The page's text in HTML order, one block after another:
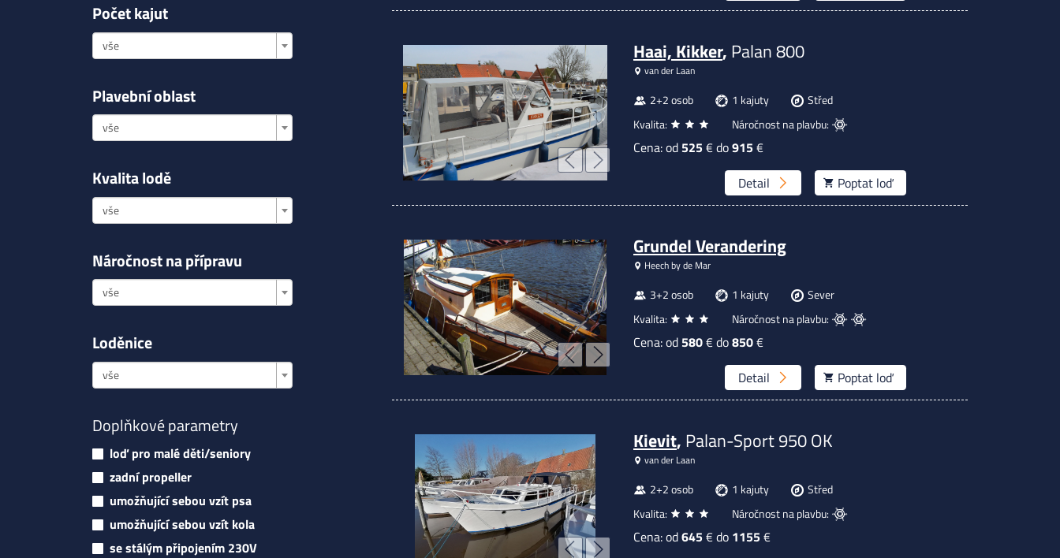
Počet kajut
vše
Plavební oblast
vše
Kvalita lodě
vše
Náročnost na přípravu
vše
Loděnice
vše
Doplňkové parametry
loď pro malé děti/seniory
zadní propeller
umožňující sebou vzít psa
umožňující sebou vzít kola
se stálým připojením 230V
Haai, Kikker, Palan 800
van der Laan
2+2 osob 1 kajuty
Střed
Kvalita:
Náročnost na plavbu:
Cena: od 525€ do915€
Detail
Poptat loď
Grundel Verandering
Heech by de Mar
3+2 osob 1 kajuty
Sever
Kvalita:
Náročnost na plavbu:
Cena: od 580€ do850€
Detail
Poptat loď
Kievit, Palan-Sport 950 OK
van der Laan
2+2 osob 1 kajuty
Střed
Kvalita:
Náročnost na plavbu:
Cena: od645€ do 1155€